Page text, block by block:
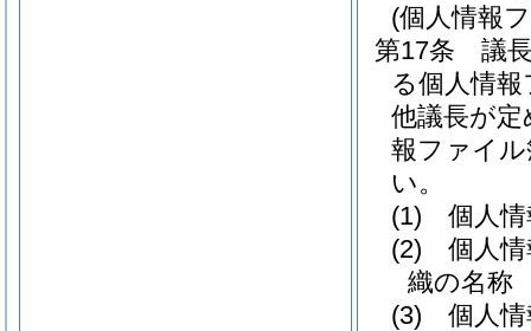
(個人情報
第17条
議
る個人情
他議長が
報ファイ
い。
(1)
個人
(2)
個人
織の名称
(3)
個人